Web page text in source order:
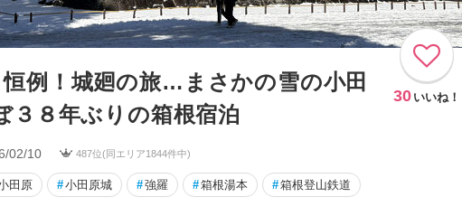
例！城廻の旅…まさかの雪の小田
３８年ぶりの箱根宿泊
30 いいね！
02/10 487位(同エリア1844件中)
田原 #小田原城 #強羅 #箱根湯本 #箱根登山鉄道